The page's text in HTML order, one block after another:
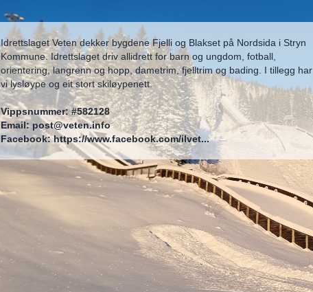
Idrettslaget Veten dekker bygdene Fjelli og Blakset på Nordsida i Stryn
Kommune. Idrettslaget driv allidrett for barn og ungdom, fotball,
orientering, langrenn og hopp, dametrim, fjelltrim og bading. I tillegg har
vi lysløype og eit stort skiløypenett.
Vippsnummer: #582128
Email: post@veten.info
Facebook:https://www.facebook.com/ilvet...